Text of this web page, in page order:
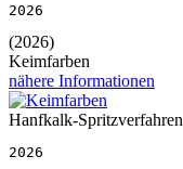
2026
(2026)
Keimfarben
nähere Informationen
Hanfkalk-Spritzverfahren
2026